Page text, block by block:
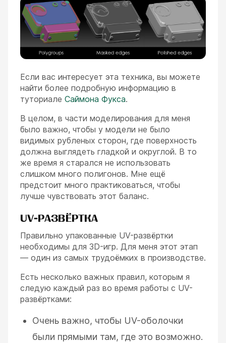
Если вас интересует эта техника, вы можете
найти более подробную информацию в
туториале Саймона Фукса.
В целом, в части моделирования для меня
было важно, чтобы у модели не было
видимых рубленых сторон, где поверхность
должна выглядеть гладкой и округлой. В то
же время я старался не использовать
слишком много полигонов. Мне ещё
предстоит много практиковаться, чтобы
лучше чувствовать этот баланс.
UV-РАЗВЁРТКА
Правильно упакованные UV-развёртки
необходимы для 3D-игр. Для меня этот этап
— один из самых трудоёмких в производстве.
Есть несколько важных правил, которым я
следую каждый раз во время работы с UV-
развёртками:
Очень важно, чтобы UV-оболочки
были прямыми там, где это возможно.